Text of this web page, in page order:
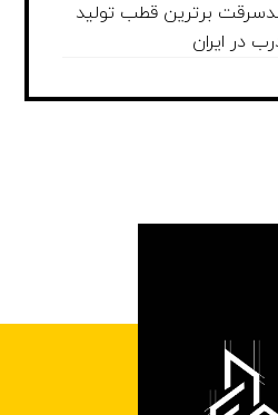
برترین قطب تولید
در ایران